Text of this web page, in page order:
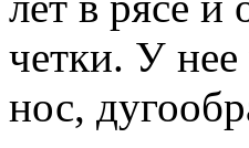
четки. У
нос,